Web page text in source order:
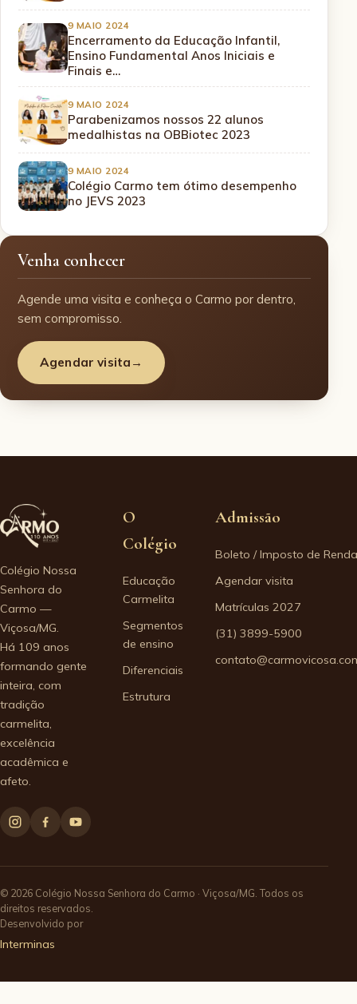
9 MAIO 2024
Encerramento da Educação Infantil,
Ensino Fundamental Anos Iniciais e
Finais e…
9 MAIO 2024
Parabenizamos nossos 22 alunos
medalhistas na OBBiotec 2023
9 MAIO 2024
Colégio Carmo tem ótimo desempenho
no JEVS 2023
Venha conhecer
Agende uma visita e conheça o Carmo por dentro,
sem compromisso.
Agendar visita →
Colégio Nossa
Senhora do
Carmo —
Viçosa/MG.
Há 109 anos
formando gente
inteira, com
tradição
carmelita,
excelência
acadêmica e
afeto.
O
Colégio
Educação
Carmelita
Segmentos
de ensino
Diferenciais
Estrutura
Admissão
Boleto / Imposto de Renda
Agendar visita
Matrículas 2027
(31) 3899-5900
© 2026 Colégio Nossa Senhora do Carmo · Viçosa/MG. Todos os
direitos reservados.
Desenvolvido por
Interminas